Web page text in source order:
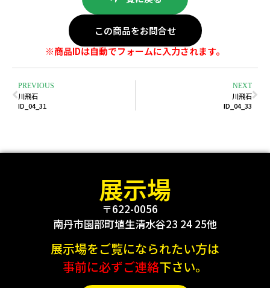
この商品をお問合せ
※商品IDは自動でフォームに入力されます。
PREVIOUS
川飛石
ID_04_31
NEXT
川飛石
ID_04_33
展示場
〒622-0056
南丹市園部町埴生清水谷23 24 25他
展示場をご覧になられたい方は
事前に必ずご連絡下さい。